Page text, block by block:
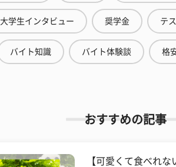
大学生インタビュー 奨学金 テ
バイト知識 バイト体験談 格
おすすめの記事
【可愛くて食べれ